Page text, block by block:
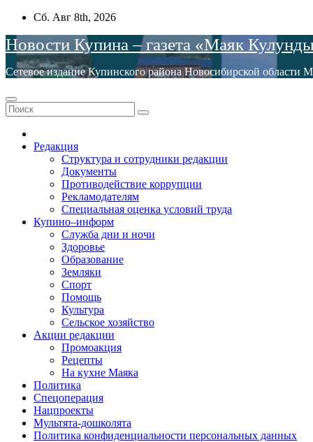
Перейти
содержимому
Сб. Авг 8th, 2026
Новости Купина – газета «Маяк
Сетевое издание Купинского района Новосибирской
Редакция
Структура и сотрудники редакции
Документы
Противодействие коррупции
Рекламодателям
Специальная оценка условий труда
Купино–информ
Служба дни и ночи
Здоровье
Образование
Земляки
Спорт
Помощь
Культура
Сельское хозяйство
Акции редакции
Промоакция
Рецепты
На кухне Маяка
Политика
Спецоперация
Нацпроекты
Мультята-дошколята
Политика конфиденциальности персональных данных